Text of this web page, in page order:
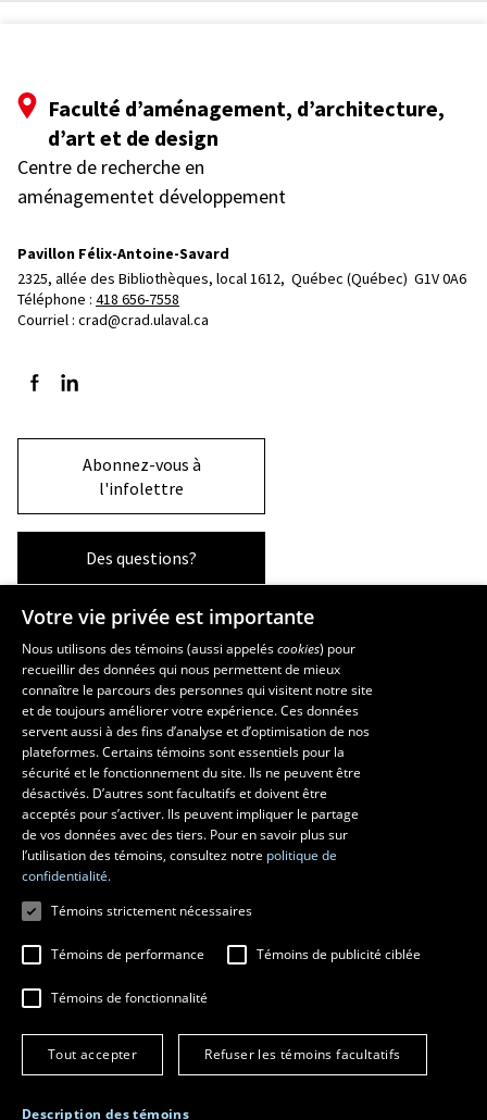
Faculté d’aménagement, d’architecture,
d’art et de design
Centre de recherche en
aménagementet développement
Pavillon Félix-Antoine-Savard
2325, allée des Bibliothèques, local 1612, Québec (Québec)  G1V 0A6
Téléphone : 418 656-7558
Courriel : crad@crad.ulaval.ca
Suivez-nous sur Facebook
Suivez-nous sur LinkedIn
Abonnez-vous à
l'infolettre
Des questions?
La Faculté et ses écoles
Faculté d’aménagement, d’architecture, d’art et de design
École d’art
École supérieure d’aménagement du territoire et de développement
régional
École d’architecture
École de design
© 2026 Université Laval
Tous droits réservés
Conditions générales d'utilisation
Fraude en ligne
Votre vie privée est importante
Nous utilisons des témoins (aussi appeléscookies) pour
recueillir des données qui nous permettent de mieux
connaître le parcours des personnes qui visitent notre site
et de toujours améliorer votre expérience. Ces données
servent aussi à des fins d’analyse et d’optimisation de nos
plateformes. Certains témoins sont essentiels pour la
sécurité et le fonctionnement du site. Ils ne peuvent être
désactivés. D’autres sont facultatifs et doivent être
acceptés pour s’activer. Ils peuvent impliquer le partage
de vos données avec des tiers. Pour en savoir plus sur
l’utilisation des témoins, consultez notre politique de
confidentialité.
Témoins strictement nécessaires
Témoins de performance Témoins de publicité ciblée
Témoins de fonctionnalité
Tout accepter Refuser les témoins facultatifs
Description des témoins